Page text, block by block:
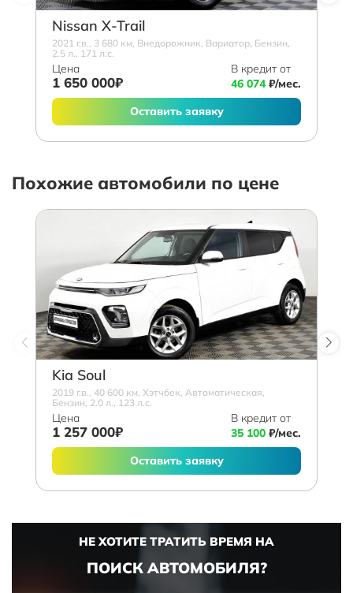
Nissan X-Trail
2021 г.в., 3 680 км, Внедорожник, Вариатор, Бензин,
2.5 л., 171 л.с.
Цена
1 650 000₽
В кредит от
46 074₽/мес.
Оставить заявку
Похожие автомобили по цене
Kia Soul
2019 г.в., 40 600 км, Хэтчбек, Автоматическая,
Бензин, 2.0 л., 123 л.с.
Цена
1 257 000₽
В кредит от
35 100 ₽/мес.
Оставить заявку
НЕ ХОТИТЕ ТРАТИТЬ ВРЕМЯ НА
ПОИСК АВТОМОБИЛЯ?